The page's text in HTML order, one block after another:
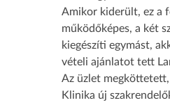
Amikor kiderült, ez a
működőképes, a két
kiegészíti egymást,
vételi ajánlatot tett
Az üzlet
Klinika új